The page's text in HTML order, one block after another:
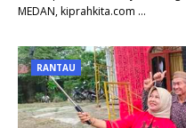
MEDAN, kiprahkita.com …
RANTAU